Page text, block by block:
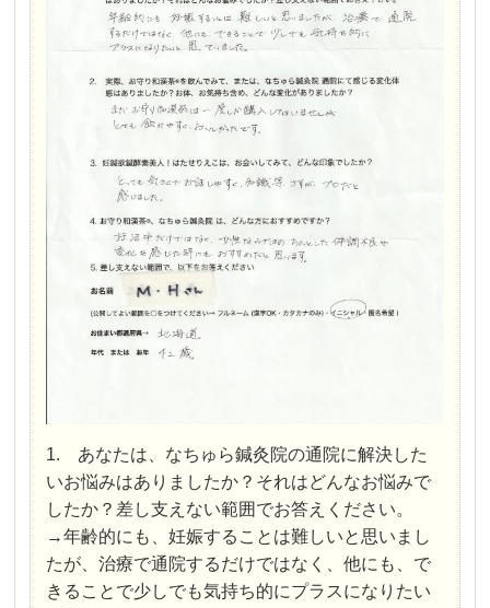
1. あなたは、なちゅら鍼灸院の通院に解決した
いお悩みはありましたか？それはどんなお悩みで
したか？差し支えない範囲でお答えください。
→年齢的にも、妊娠することは難しいと思いまし
たが、治療で通院するだけではなく、他にも、で
きることで少しでも気持ち的にプラスになりたい